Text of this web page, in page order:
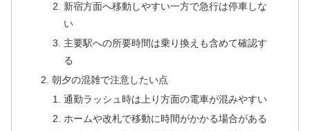
新宿方面へ移動しやすい一方で急行は停車しな
い
主要駅への所要時間は乗り換えも含めて確認す
る
朝夕の混雑で注意したい点
通勤ラッシュ時は上り方面の電車が混みやすい
ホームや改札で移動に時間がかかる場合がある